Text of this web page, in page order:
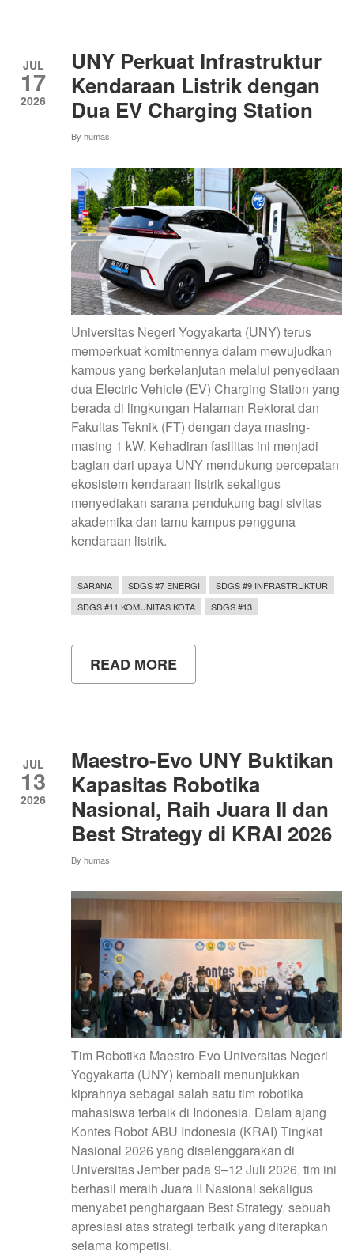
PELATIHAN
TEKNIS
AI
AGENT
DASHBOARD
FOR
JUL
17
2026
UNY Perkuat Infrastruktur
Kendaraan Listrik dengan
Dua EV Charging Station
By humas
Universitas Negeri Yogyakarta (UNY) terus
memperkuat komitmennya dalam mewujudkan
kampus yang berkelanjutan melalui penyediaan
dua Electric Vehicle (EV) Charging Station yang
berada di lingkungan Halaman Rektorat dan
Fakultas Teknik (FT) dengan daya masing-
masing 1 kW. Kehadiran fasilitas ini menjadi
bagian dari upaya UNY mendukung percepatan
ekosistem kendaraan listrik sekaligus
menyediakan sarana pendukung bagi sivitas
akademika dan tamu kampus pengguna
kendaraan listrik.
SARANA SDGS #7 ENERGI
SDGS #9 INFRASTRUKTUR
SDGS #11 KOMUNITAS KOTA
SDGS #13
READ MORE
UNY
DENGAN
DUA
EV
CHARGING
STATION
JUL
13
2026
Maestro-Evo UNY Buktikan
Kapasitas Robotika
Nasional, Raih Juara II dan
Best Strategy di KRAI 2026
By humas
Tim Robotika Maestro-Evo Universitas Negeri
Yogyakarta (UNY) kembali menunjukkan
kiprahnya sebagai salah satu tim robotika
mahasiswa terbaik di Indonesia. Dalam ajang
Kontes Robot ABU Indonesia (KRAI) Tingkat
Nasional 2026 yang diselenggarakan di
Universitas Jember pada 9–12 Juli 2026, tim ini
berhasil meraih Juara II Nasional sekaligus
menyabet penghargaan Best Strategy, sebuah
apresiasi atas strategi terbaik yang diterapkan
selama kompetisi.